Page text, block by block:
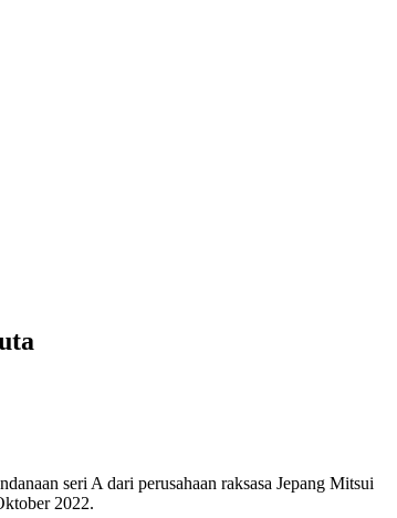
seri A dari perusahaan raksasa Jepang Mitsui
2022.